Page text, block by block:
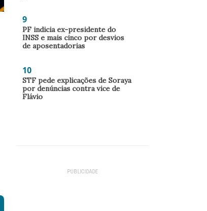
9
PF indicia ex-presidente do
INSS e mais cinco por desvios
de aposentadorias
10
STF pede explicações de Soraya
por denúncias contra vice de
Flávio